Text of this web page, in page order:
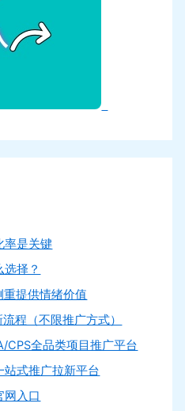
率是关键
择？
提供情绪价值
程（不限推广方式）
CPS全品类项目推广平台
站式推广拉新平台
网入口